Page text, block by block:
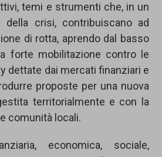
temi e strumenti che, in un
della crisi, contribuiscano ad
di rotta, aprendo dal basso
forte mobilitazione contro le
dettate dai mercati finanziari e
proposte per una nuova
territorialmente e con la
comunità locali.
economica, sociale,